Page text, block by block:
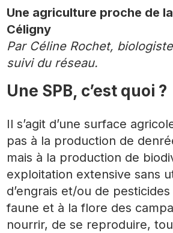
Une agriculture proche de
Céligny
Par Céline Rochet,
suivi du réseau.
Une SPB, c’est quoi ?
Il s’agit d’une surface
pas à la production de
mais à la production de
exploitation extensive sans
d’engrais et/ou de
faune et à la flore des
nourrir, de se reproduire,